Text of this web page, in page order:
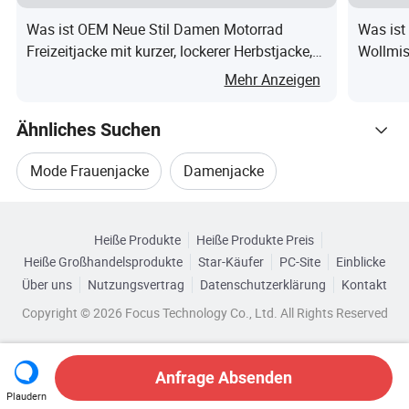
Q--Was ist der Versandhafen?
A--Wir sind geschlossen, um Shanghai & Ningbo, so
Shanghai & Ningbo sind unsere nächsten Export Port.or
F--wie kann man einen neuen Stil verarbeiten?
A--Wenn Sie unsere aktuellen Stile gewählt haben, dann
wird es einfach sein, neue gleiche Proben für Sie zu
machen, und wenn Sie möchten, dass wir die
Gegenproben nach Ihren ursprünglichen Proben oder nur
Kunstwerke Ihrer Entwürfe machen, dann werden wir die
Proben wie gewünscht machen, einschließlich der Stoff,
Trime, Größe, etc...
Was ist OEM Neue Stil Damen Motorrad
Freizeitjacke mit kurzer, lockerer Herbstjacke,
Polyesterfutter Damenjacke KleidungMehr Anzeigen
Was
Ähnliches Suchen
Mode Frauenjacke Damenjacke
M Polsterjacke Mode Damen Winterjacke
Heiße Produkte
Heiße Produkte Preis
Heiße Großhandelsprodukte
Star-Käufer PC-Site
Einblicke
Über uns
Nutzungsvertrag Datenschutzerklärung
Kontakt
Copyright © 2026 Focus Technology Co., Ltd. All Rights Reserved
Plaudern
Anfrage Absenden